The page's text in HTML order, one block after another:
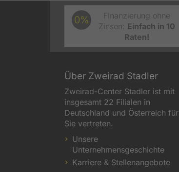
0%
Finanzierung ohne
Zinsen: Einfach in 10
Raten!
Über Zweirad Stadler
Zweirad-Center Stadler ist mit
insgesamt 22 Filialen in
Deutschland und Österreich für
Sie vertreten.
Unsere
Unternehmensgeschichte
Karriere & Stellenangebote